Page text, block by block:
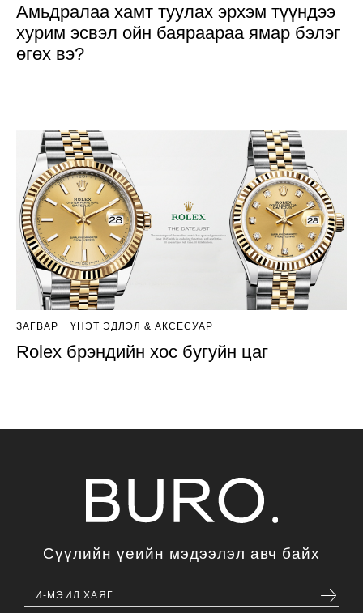
Амьдралаа хамт туулах эрхэм түүндээ
хурим эсвэл ойн баяраараа ямар бэлэг
өгөх вэ?
ЗАГВАР ҮНЭТ ЭДЛЭЛ & АКСЕСУАР
Rolex брэндийн хос бугуйн цаг
Сүүлийн үеийн мэдээлэл авч байх